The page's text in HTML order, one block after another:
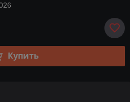
Купить